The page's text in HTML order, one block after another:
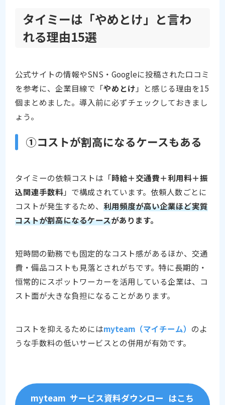
タイミーは「やめとけ」と言わ
れる理由15選
公式サイトの情報やSNS・Googleに投稿された口コミ
を参考に、企業目線で「やめとけ 」と感じる理由を15
個まとめました。導入前に必ずチェックしておきまし
ょう。
①コストが割高になるケースもある
タイミーの依頼コストは「時給＋交通費＋利用料＋振
込関連手数料」で構成されています。依頼人数ごとに
コストが発生するため、利用頻度が高い企業ほど実質
コストが割高になるケースがあります。
短時間の勤務でも固定的なコスト感があるほか、交通
費・備品コストも見落とされがちです。特に長期的・
恒常的にスポットワーカーを活用している企業は、コ
スト面が大きな負担になることがあります。
コストを抑えるためにはmyteam（マイチーム） のよ
うな手数料の低いサービスとの併用が有効です。
myteam サービス資料ダウンロー はこち